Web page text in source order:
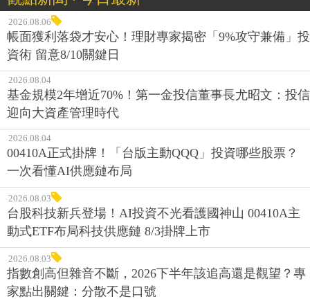
2026.08.06
帳面獲利落袋才安心！理財專家揭密「9%攻守兼備」投
資術 留意8/10關鍵日
2026.08.04
基金規模2年增近70%！第一金投信董事長尤昭文：投信
迎向大資產管理時代
2026.08.04
00410A正式掛牌！「台版主動QQQ」投資哪些股票？
一次看懂AI供應鏈布局
2026.08.03
台股科技新兵登場！AI投資不光看護國神山 00410A主
動式ETF布局科技供應鏈 8/3掛牌上市
2026.08.03
指數創高但雜音不斷，2026下半年該追高還是觀望？專
家點出關鍵：分散不是口號